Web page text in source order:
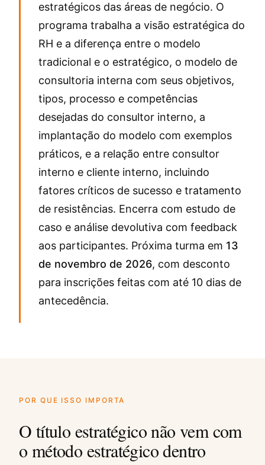
estratégicos das áreas de negócio. O
programa trabalha a visão estratégica do
RH e a diferença entre o modelo
tradicional e o estratégico, o modelo de
consultoria interna com seus objetivos,
tipos, processo e competências
desejadas do consultor interno, a
implantação do modelo com exemplos
práticos, e a relação entre consultor
interno e cliente interno, incluindo
fatores críticos de sucesso e tratamento
de resistências. Encerra com estudo de
caso e análise devolutiva com feedback
aos participantes. Próxima turma em 13
de novembro de 2026, com desconto
para inscrições feitas com até 10 dias de
antecedência.
POR QUE ISSO IMPORTA
O título estratégico não vem com
o método estratégico dentro